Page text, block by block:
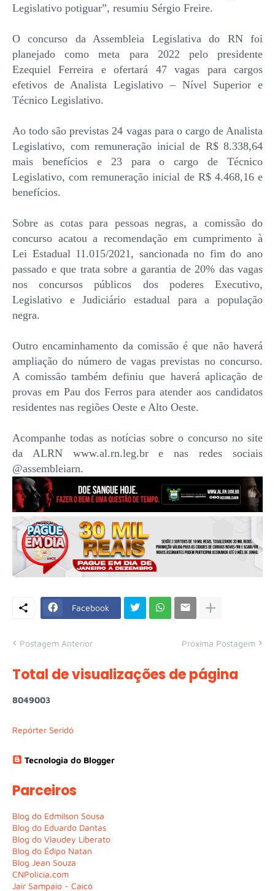
Legislativo potiguar”, resumiu Sérgio Freire.
O concurso da Assembleia Legislativa do RN foi
planejado como meta para 2022 pelo presidente
Ezequiel Ferreira e ofertará 47 vagas para cargos
efetivos de Analista Legislativo – Nível Superior e
Técnico Legislativo.
Ao todo são previstas 24 vagas para o cargo de Analista
Legislativo, com remuneração inicial de R$ 8.338,64
mais benefícios e 23 para o cargo de Técnico
Legislativo, com remuneração inicial de R$ 4.468,16 e
benefícios.
Sobre as cotas para pessoas negras, a comissão do
concurso acatou a recomendação em cumprimento à
Lei Estadual 11.015/2021, sancionada no fim do ano
passado e que trata sobre a garantia de 20% das vagas
nos concursos públicos dos poderes Executivo,
Legislativo e Judiciário estadual para a população
negra.
Outro encaminhamento da comissão é que não haverá
ampliação do número de vagas previstas no concurso.
A comissão também definiu que haverá aplicação de
provas em Pau dos Ferros para atender aos candidatos
residentes nas regiões Oeste e Alto Oeste.
Acompanhe todas as notícias sobre o concurso no site
da ALRN www.al.rn.leg.br e nas redes sociais
@assembleiarn.
Facebook
Postagem Anterior Próxima Postagem
Total de visualizações de página
8049003
Repórter Seridó
Tecnologia do Blogger
Parceiros
Blog do Edmilson Sousa
Blog do Eduardo Dantas
Blog do Vlaudey Liberato
Blog do Édipo Natan
Blog Jean Souza
CNPolícia.com
Jair Sampaio - Caicó